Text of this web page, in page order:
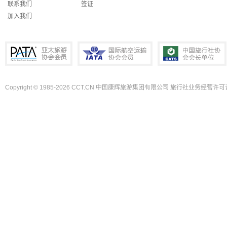
联系我们
加入我们
签证
Copyright © 1985-2026 CCT.CN 中国康辉旅游集团有限公司 旅行社业务经营许